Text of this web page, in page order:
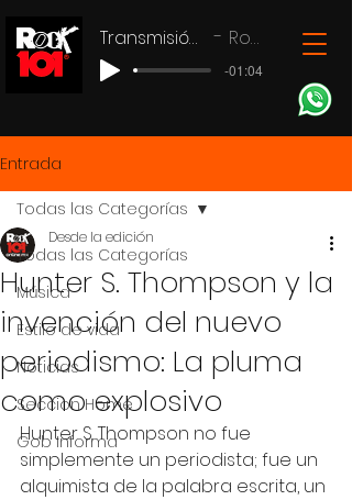
Transmisión en vivo Rock 101
-01:04
Entrada
Todas las Categorías
Música
Estilo de vida
Noticias
Seccion Home
Gob Informa
Todas las Categorías
Hunter S. Thompson y la
invención del nuevo
periodismo: La pluma
como explosivo
Desde la edición
Hunter S. Thompson no fue
simplemente un periodista; fue un
alquimista de la palabra escrita, un